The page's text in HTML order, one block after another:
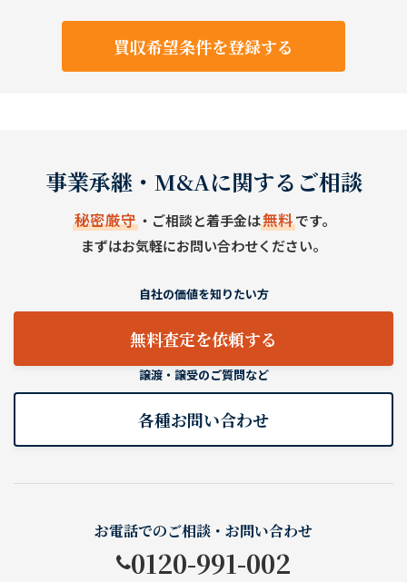
買収希望条件を登録する
事業承継・M&Aに関するご相談
秘密厳守・ご相談と着手金は無料です。
まずはお気軽にお問い合わせください。
自社の価値を知りたい方
無料査定を依頼する
譲渡・譲受のご質問など
各種お問い合わせ
お電話でのご相談・お問い合わせ
0120-991-002